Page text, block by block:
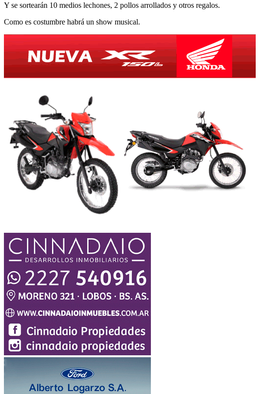
Y se sortearán 10 medios lechones, 2 pollos arrollados y otros regalos.
Como es costumbre habrá un show musical.